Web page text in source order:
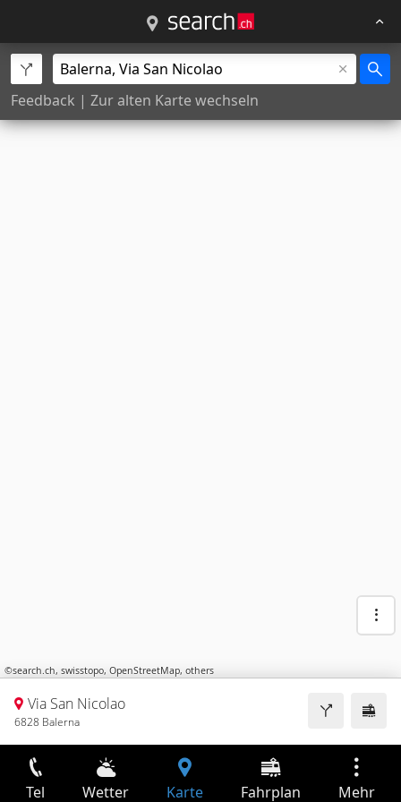
Feedback | Zur alten Karte wechseln
©search.ch, swisstopo, OpenStreetMap, others
Via San Nicolao
6828 Balerna
Tel Wetter Karte Fahrplan Mehr